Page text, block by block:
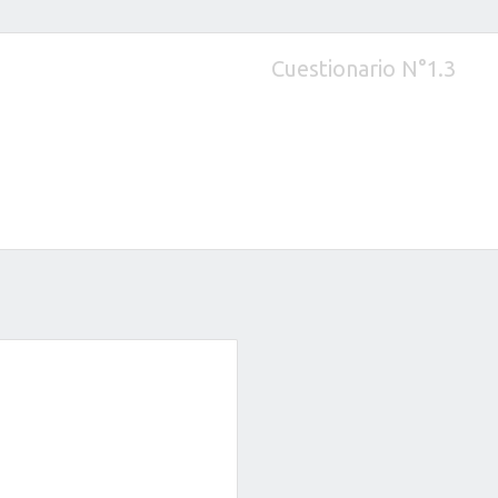
Cuestionario N°1.3